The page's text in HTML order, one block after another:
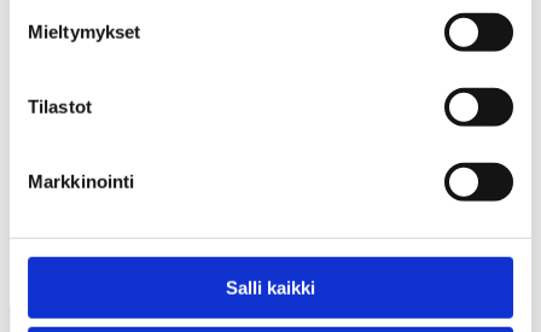
Mieltymykset
Tilastot
Markkinointi
Salli kaikki
vuotiaiden Kärppien valmentajaryhmässä.
EDELLINEN SEURAAVA